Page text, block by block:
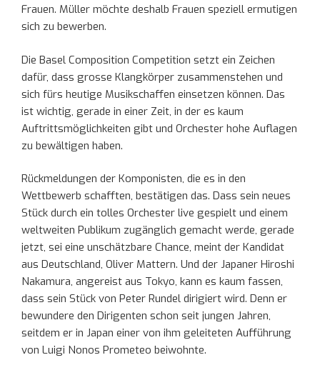
Frauen. Müller möchte deshalb Frauen speziell ermutigen
sich zu bewerben.
Die Basel Composition Competition setzt ein Zeichen
dafür, dass grosse Klangkörper zusammenstehen und
sich fürs heutige Musikschaffen einsetzen können. Das
ist wichtig, gerade in einer Zeit, in der es kaum
Auftrittsmöglichkeiten gibt und Orchester hohe Auflagen
zu bewältigen haben.
Rückmeldungen der Komponisten, die es in den
Wettbewerb schafften, bestätigen das. Dass sein neues
Stück durch ein tolles Orchester live gespielt und einem
weltweiten Publikum zugänglich gemacht werde, gerade
jetzt, sei eine unschätzbare Chance, meint der Kandidat
aus Deutschland, Oliver Mattern. Und der Japaner Hiroshi
Nakamura, angereist aus Tokyo, kann es kaum fassen,
dass sein Stück von Peter Rundel dirigiert wird. Denn er
bewundere den Dirigenten schon seit jungen Jahren,
seitdem er in Japan einer von ihm geleiteten Aufführung
von Luigi Nonos Prometeo beiwohnte.